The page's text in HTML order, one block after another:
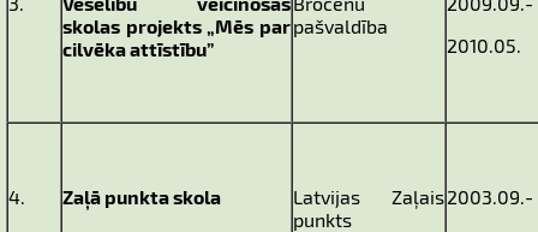
skolas projekts „Mēs par
cilvēka attīstību”
pašvaldība
2010.05.
4. Zaļā punkta skola
Latvijas Zaļais
punkts
2003.09.-